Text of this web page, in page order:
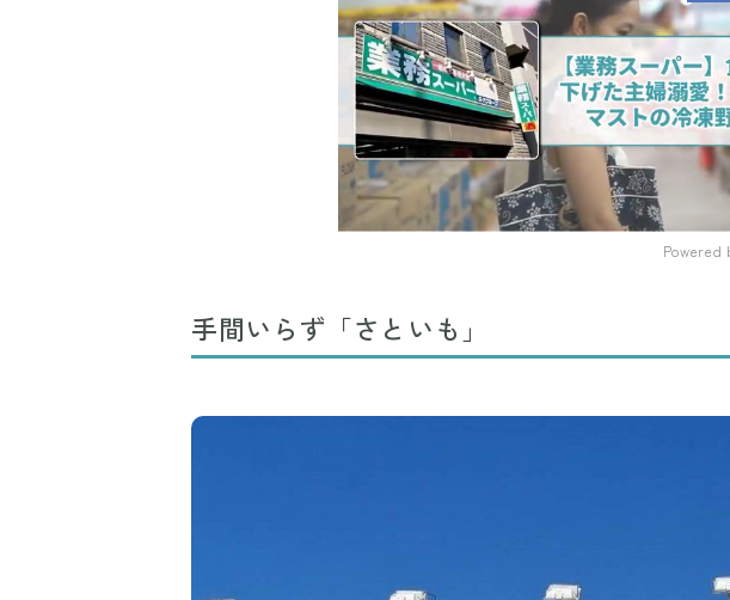
Powered
手間いらず「さといも」